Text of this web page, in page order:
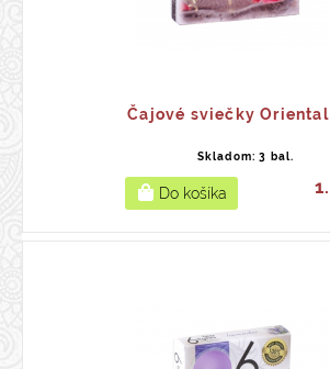
Čajové sviečky
Skladom: 3 bal.